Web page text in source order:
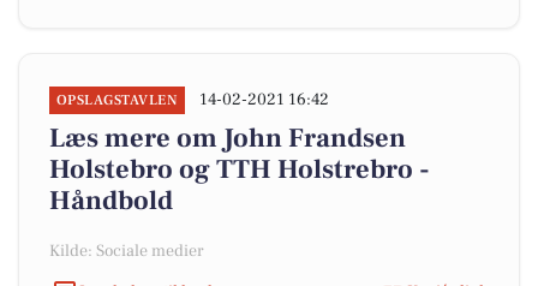
OPSLAGSTAVLEN 14-02-2021 16:42
Læs mere om John Frandsen
Holstebro og TTH Holstrebro -
Håndbold
Kilde: Sociale medier